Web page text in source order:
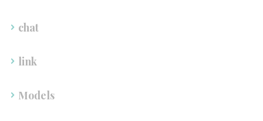
chat
link
Model